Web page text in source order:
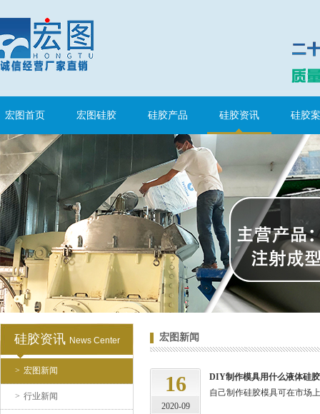
宏图首页 宏图硅胶 硅胶产品 硅胶资讯 硅胶
硅胶资讯 News Center
> 宏图新闻
> 行业新闻
半透明模具硅胶
注射硅胶
宏图新闻
16
2020-09
DIY制作模具用什么液体硅
自己制作硅胶模具可在市场